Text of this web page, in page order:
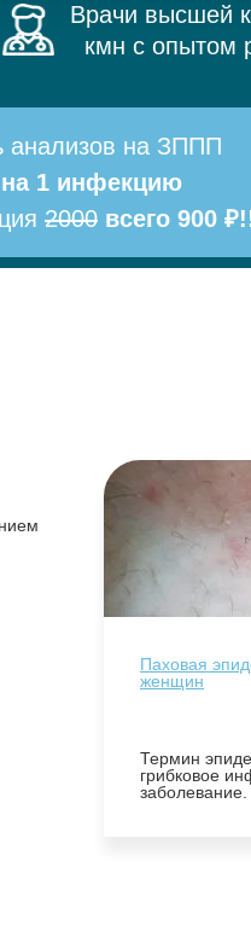
Врачи высшей
кмн с опытом
анализов на ЗППП
на 1 инфекцию
2000 всего 900
Паховая
женщин
Термин
грибковое
заболевание.